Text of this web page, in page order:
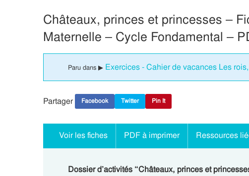
Châteaux, princes et princesses –
Maternelle – Cycle Fondamental –
Paru dans ▶ Exercices - Cahier de vacances Les
Partager Facebook Twitter Pin It
Voir les fiches PDF à imprimer Ressources
Dossier d’activités “Châteaux, princes et